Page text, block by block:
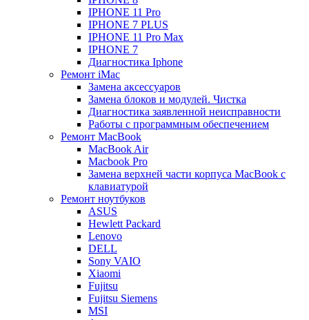
IPHONE 11 Pro
IPHONE 7 PLUS
IPHONE 11 Pro Max
IPHONE 7
Диагностика Iphone
Ремонт iMac
Замена аксессуаров
Замена блоков и модулей. Чистка
Диагностика заявленной неисправности
Работы с программным обеспечением
Ремонт MacBook
MacBook Air
Macbook Pro
Замена верхней части корпуса MacBook с
клавиатурой
Ремонт ноутбуков
ASUS
Hewlett Packard
Lenovo
DELL
Sony VAIO
Xiaomi
Fujitsu
Fujitsu Siemens
MSI